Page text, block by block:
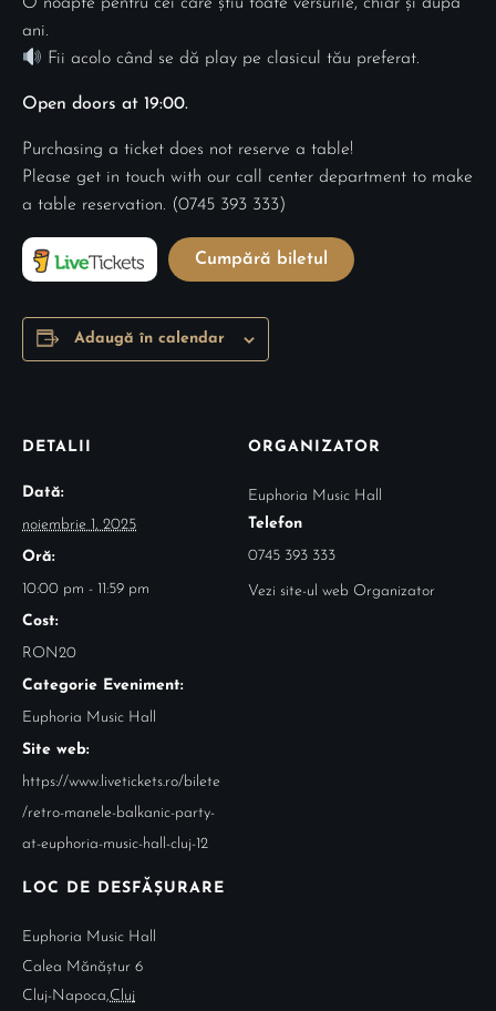
O noapte pentru cei care știu toate versurile, chiar și după
ani.
Fii acolo când se dă play pe clasicul tău preferat.
Open doors at 19:00.
Purchasing a ticket does not reserve a table!
Please get in touch with our call center department to make
a table reservation. (0745 393 333)
Cumpără biletul
Adaugă în calendar
DETALII
Dată:
noiembrie 1, 2025
Oră:
10:00 pm - 11:59 pm
Cost:
RON20
Categorie Eveniment:
Euphoria Music Hall
Site web:
https://www.livetickets.ro/bilete
/retro-manele-balkanic-party-
at-euphoria-music-hall-cluj-12
LOC DE DESFĂȘURARE
Euphoria Music Hall
Calea Mănăștur 6
Cluj-Napoca,Cluj
ORGANIZATOR
Euphoria Music Hall
Telefon
0745 393 333
Vezi site-ul web Organizator